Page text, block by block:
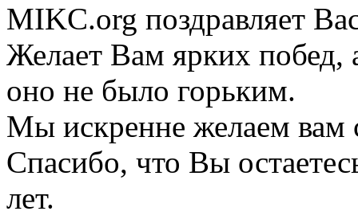
MIKC.org поздравляет
Желает Вам ярких побед,
оно не было горьким.
Мы искренне желаем вам
Спасибо, что Вы
лет.